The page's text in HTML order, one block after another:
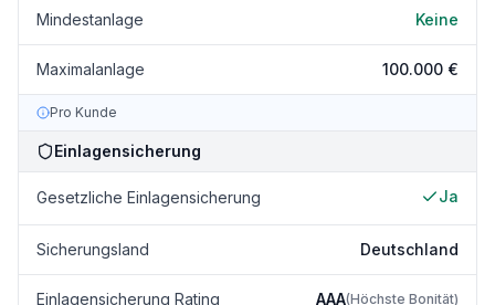
Mindestanlage Keine
Maximalanlage 100.000 €
Pro Kunde
Einlagensicherung
Gesetzliche Einlagensicherung Ja
Sicherungsland Deutschland
Einlagensicherung Rating AAA(Höchste Bonität)